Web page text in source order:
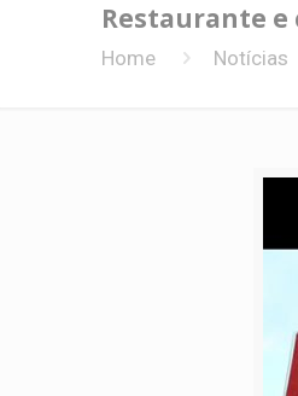
Restaurante e
Home Notícias